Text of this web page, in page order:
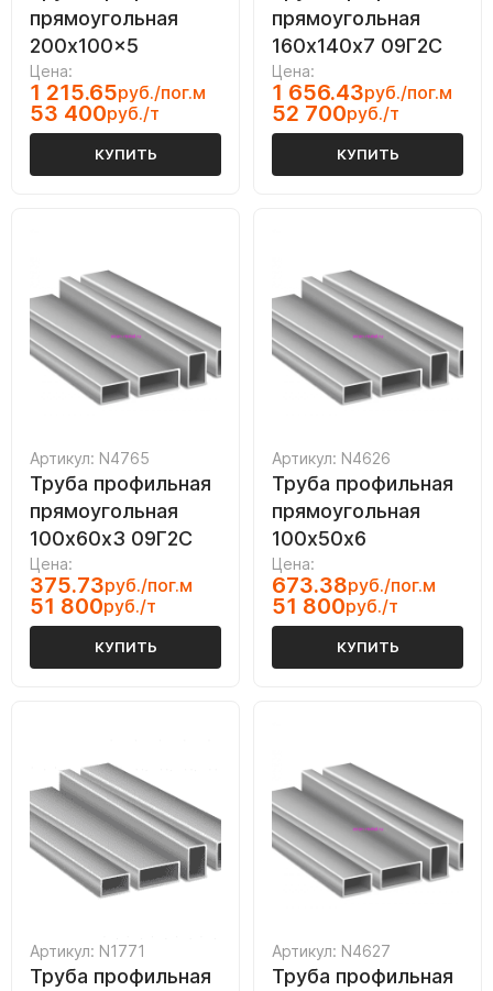
прямоугольная
200x100x5
Цена:
1 215.65руб./пог.м
53 400руб./т
КУПИТЬ
прямоугольная
160х140х7 09Г2С
Цена:
1 656.43руб./пог.м
52 700руб./т
КУПИТЬ
Артикул: N4765
Труба профильная
прямоугольная
100х60х3 09Г2С
Цена:
375.73руб./пог.м
51 800руб./т
КУПИТЬ
Артикул: N4626
Труба профильная
прямоугольная
100х50х6
Цена:
673.38руб./пог.м
51 800руб./т
КУПИТЬ
Артикул: N1771
Труба профильная
Артикул: N4627
Труба профильная